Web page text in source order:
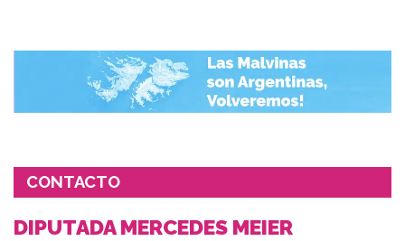
CONTACTO
DIPUTADA MERCEDES MEIER